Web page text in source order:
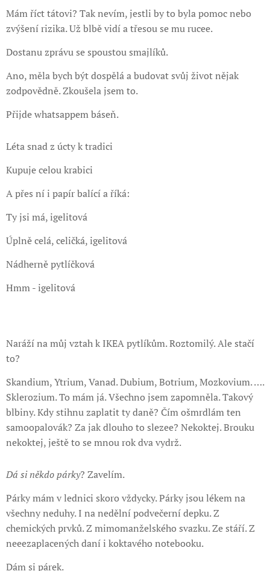
Mám říct tátovi? Tak nevím, jestli by to byla pomoc nebo
zvýšení rizika. Už blbě vidí a třesou se mu rucee.
Dostanu zprávu se spoustou smajlíků.
Ano, měla bych být dospělá a budovat svůj život nějak
zodpovědně. Zkoušela jsem to.
Přijde whatsappem báseň.
Léta snad z úcty k tradici
Kupuje celou krabici
A přes ní i papír balící a říká:
Ty jsi má, igelitová
Úplně celá, celičká, igelitová
Nádherně pytlíčková
Hmm - igelitová
Naráží na můj vztah k IKEA pytlíkům. Roztomilý. Ale stačí
to?
Skandium, Ytrium, Vanad. Dubium, Botrium, Mozkovium. ….
Sklerozium. To mám já. Všechno jsem zapomněla. Takový
blbiny. Kdy stihnu zaplatit ty daně? Čím ošmrdlám ten
samoopalovák? Za jak dlouho to slezee? Nekoktej. Brouku
nekoktej, ještě to se mnou rok dva vydrž.
Dá si někdo párky? Zavelím.
Párky mám v lednici skoro vždycky. Párky jsou lékem na
všechny neduhy. I na nedělní podvečerní depku. Z
chemických prvků. Z mimomanželského svazku. Ze stáří. Z
neeezaplacených daní i koktavého notebooku.
Dám si párek.